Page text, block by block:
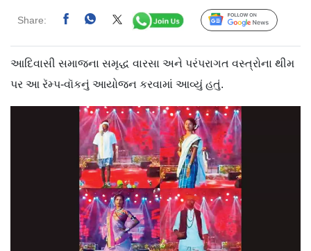
Share: Follow Us
આદિવાસી સમાજના સમૃદ્ધ વારસા અને પરંપરાગત વસ્ત્રોના થીમ
પર આ રૅમ્પ-વૉકનું આયોજન કરવામાં આવ્યું હતું.